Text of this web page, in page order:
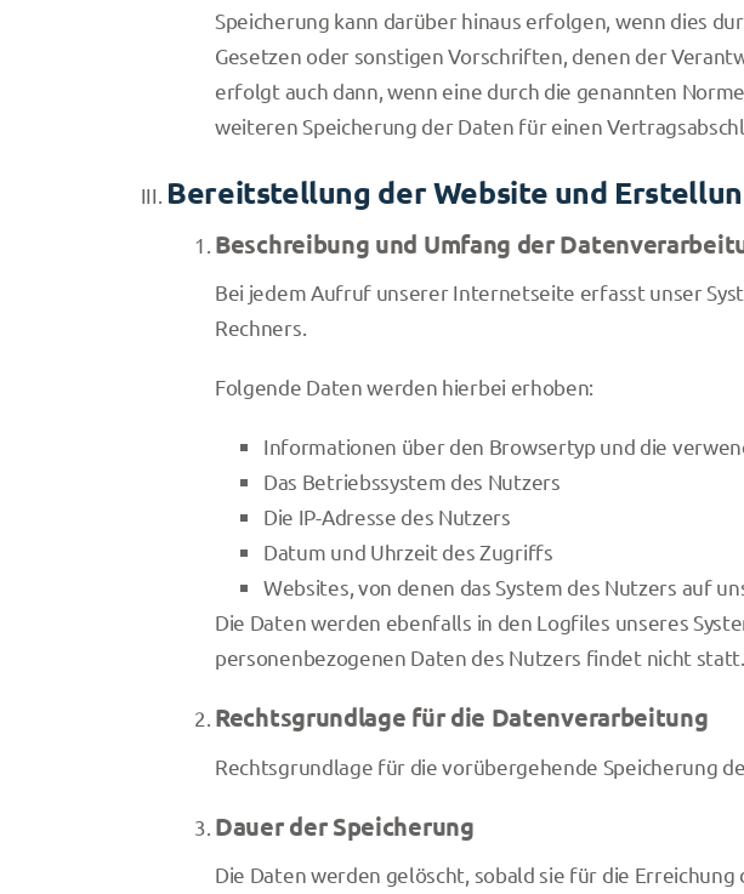
Speicherung kann darüber hinaus erfolgen, wenn dies
Gesetzen oder sonstigen Vorschriften, denen der
erfolgt auch dann, wenn eine durch die genannten
weiteren Speicherung der Daten für einen
Bereitstellung der Website und
Beschreibung und Umfang der
Bei jedem Aufruf unserer Internetseite erfasst unser
Rechners.
Folgende Daten werden hierbei erhoben:
Informationen über den Browsertyp und die
Das Betriebssystem des Nutzers
Die IP-Adresse des Nutzers
Datum und Uhrzeit des Zugriffs
Websites, von denen das System des Nutzers auf
Die Daten werden ebenfalls in den Logfiles unseres
personenbezogenen Daten des Nutzers findet nicht statt.
Rechtsgrundlage für die Datenverarbeitung
Rechtsgrundlage für die vorübergehende Speicherung
Dauer der Speicherung
Die Daten werden gelöscht, sobald sie für die